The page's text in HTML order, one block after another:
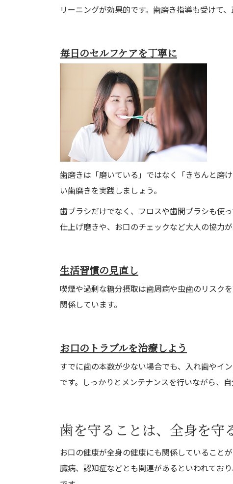
リーニングが効果的です。歯磨き指導も受けて
毎日のセルフケアを丁寧に
歯磨きは「磨いている」ではなく「きちんと磨
い歯磨きを実践しましょう。
歯ブラシだけでなく、フロスや歯間ブラシも使
仕上げ磨きや、お口のチェックなど大人の協力が
生活習慣の見直し
喫煙や過剰な糖分摂取は歯周病や虫歯のリスク
関係しています。
お口のトラブルを治療しよう
すでに歯の本数が少ない場合でも、入れ歯やイ
です。しっかりとメンテナンスを行いながら、
歯を守ることは、全身を守
お口の健康が全身の健康にも関係していること
臓病、認知症などとも関連があるといわれてお